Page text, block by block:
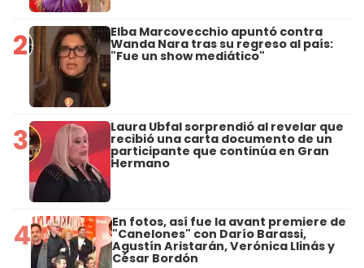
2 Elba Marcovecchio apuntó contra
Wanda Nara tras su regreso al país:
"Fue un show mediático"
3 Laura Ubfal sorprendió al revelar que
recibió una carta documento de un
participante que continúa en Gran
Hermano
4 En fotos, así fue la avant premiere de
"Canelones" con Darío Barassi,
Agustín Aristarán, Verónica Llinás y
César Bordón